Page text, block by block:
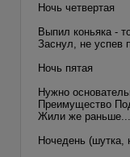
Ночь четвертая
Выпил коньяка -
Заснул, не успев
Ночь пятая
Нужно
Преимущество
Жили же раньше...
Ночедень (шутка,